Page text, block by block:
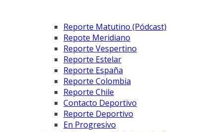
Reporte Matutino (Pódcast)
Repote Meridiano
Reporte Vespertino
Reporte Estelar
Reporte España
Reporte Colombia
Reporte Chile
Contacto Deportivo
Reporte Deportivo
En Progresivo